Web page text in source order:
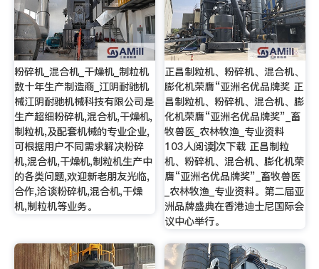
粉碎机_混合机_干燥机_制粒机
数十年生产制造商_江阴耐驰机
械江阴耐驰机械科技有限公司是
生产超细粉碎机,混合机,干燥机,
制粒机,及配套机械的专业企业,
可根据用户不同需求解决粉碎
机,混合机,干燥机,制粒机生产中
的各类问题,欢迎新老朋友光临,
合作,洽谈粉碎机,混合机,干燥
机,制粒机等业务。
正昌制粒机、粉碎机、混合机、
膨化机荣膺“亚洲名优品牌奖 正
昌制粒机、粉碎机、混合机、膨
化机荣膺“亚洲名优品牌奖”_畜
牧兽医_农林牧渔_专业资料
103人阅读|次下载 正昌制粒
机、粉碎机、混合机、膨化机荣
膺“亚洲名优品牌奖”_畜牧兽医
_农林牧渔_专业资料。第二届亚
洲品牌盛典在香港迪士尼国际会
议中心举行。